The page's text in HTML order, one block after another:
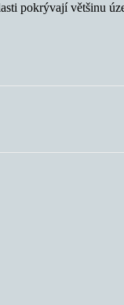
pokrývají většinu